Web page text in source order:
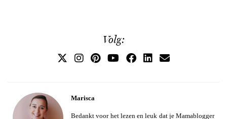
Volg:
Marisca
Bedankt voor het lezen en leuk dat je Mamablogger